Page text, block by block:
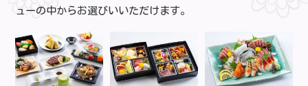
ューの中からお選びいいただけます。